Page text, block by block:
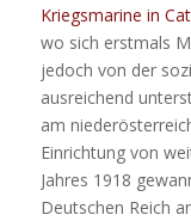
Kriegsmarine in
wo sich erstmals
jedoch von der
ausreichend
am
Einrichtung von
Jahres 1918
Deutschen Reich